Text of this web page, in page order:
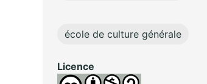
école de culture générale
Licence